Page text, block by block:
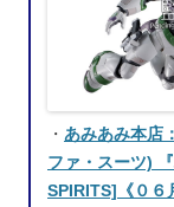
・ あみあみ本店
ファ・スーツ)
SPIRITS]《０６